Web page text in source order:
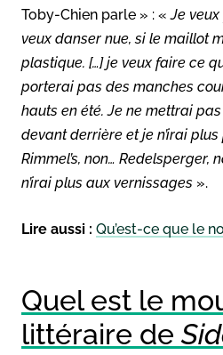
Toby-Chien parle » : «Je
veux danser nue, si le maillot
plastique. […] je veux faire ce
porterai pas des manches
hauts en été. Je ne mettrai
devant derrière et je n’irai
Rimmel’s, non… Redelsperger,
n’irai plus aux vernissages ».
Lire aussi : Qu’est-ce que le
Quel est le
littéraire de